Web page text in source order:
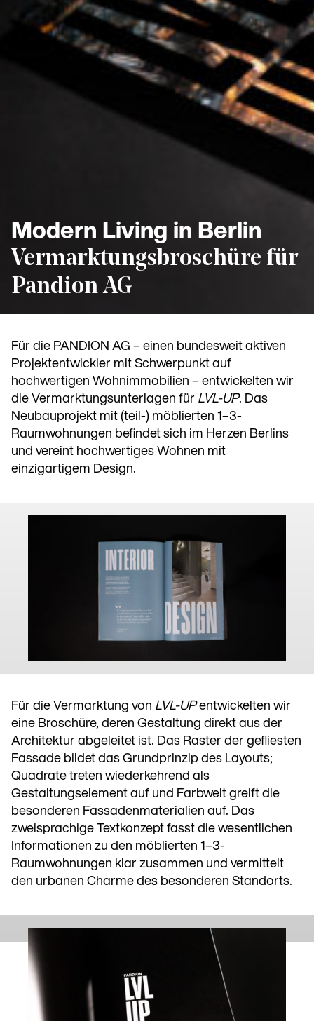
Modern Living in Berlin
Vermarktungsbroschüre für
Pandion AG
Für die PANDION AG – einen bundesweit aktiven
Projektentwickler mit Schwerpunkt auf
hochwertigen Wohnimmobilien – entwickelten wir
die Vermarktungsunterlagen für LVL-UP. Das
Neubauprojekt mit (teil-) möblierten 1–3-
Raumwohnungen befindet sich im Herzen Berlins
und vereint hochwertiges Wohnen mit
einzigartigem Design.
Für die Vermarktung von LVL-UPentwickelten wir
eine Broschüre, deren Gestaltung direkt aus der
Architektur abgeleitet ist. Das Raster der gefliesten
Fassade bildet das Grundprinzip des Layouts;
Quadrate treten wiederkehrend als
Gestaltungselement auf und Farbwelt greift die
besonderen Fassadenmaterialien auf. Das
zweisprachige Textkonzept fasst die wesentlichen
Informationen zu den möblierten 1–3-
Raumwohnungen klar zusammen und vermittelt
den urbanen Charme des besonderen Standorts.